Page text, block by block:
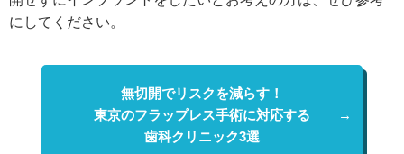
にしてください。
無切開でリスクを減らす！
東京のフラップレス手術に対応する
歯科クリニック3選